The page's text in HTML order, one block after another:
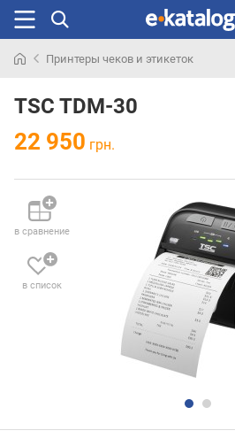
раньше
Принтеры чеков и этикеток
TSC TDM-30
22 950 грн.
в сравнение
в список